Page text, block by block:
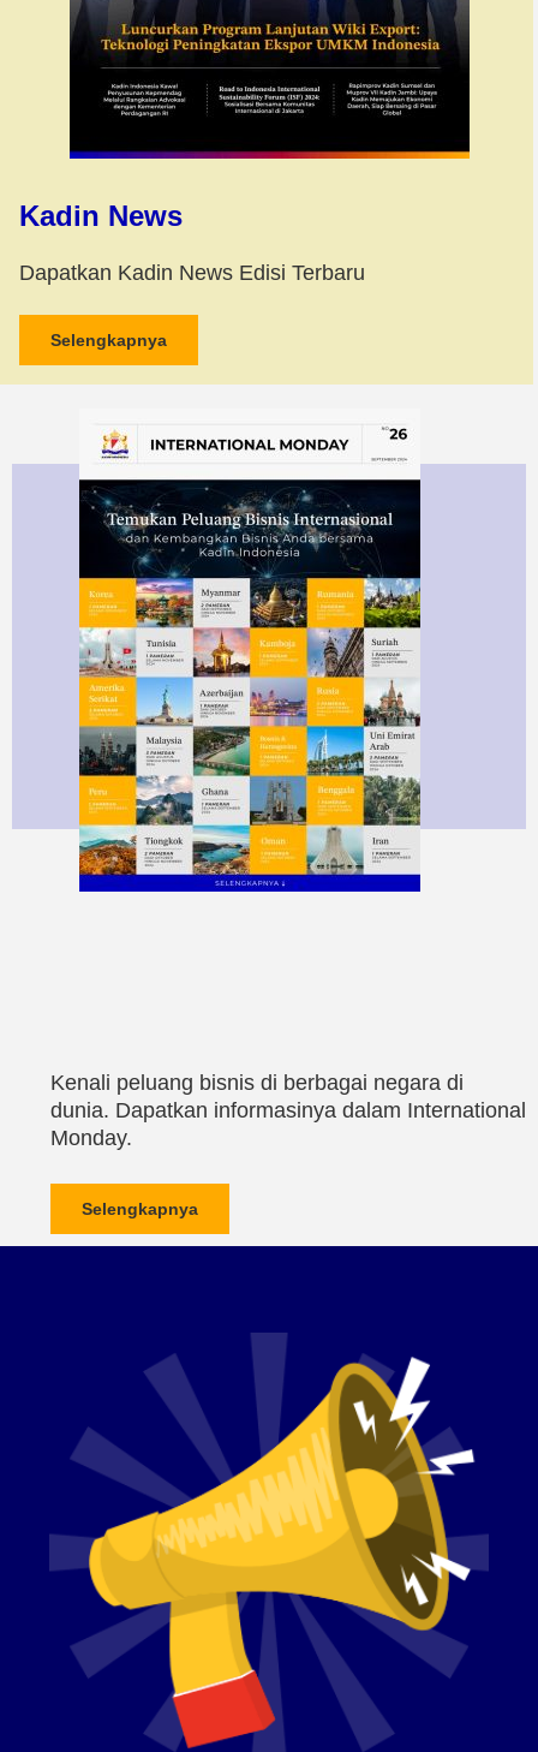
Kadin News
Dapatkan Kadin News Edisi Terbaru
Selengkapnya
Kenali peluang bisnis di berbagai negara di
dunia. Dapatkan informasinya dalam International
Monday.
Selengkapnya